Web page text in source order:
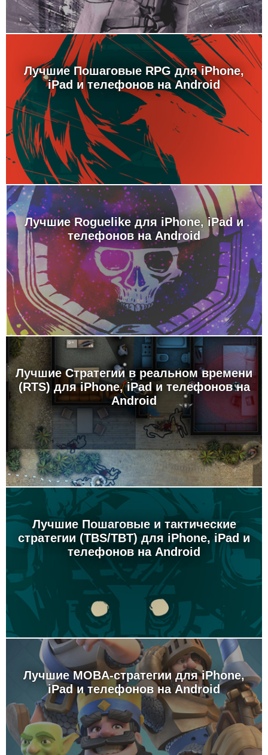
Лучшие Пошаговые RPG для iPhone,
iPad и телефонов на Android
Лучшие Roguelike для iPhone, iPad и
телефонов на Android
Лучшие Стратегии в реальном времени
(RTS) для iPhone, iPad и телефонов на
Android
Лучшие Пошаговые и тактические
стратегии (TBS/TBT) для iPhone, iPad и
телефонов на Android
Лучшие MOBA-стратегии для iPhone,
iPad и телефонов на Android